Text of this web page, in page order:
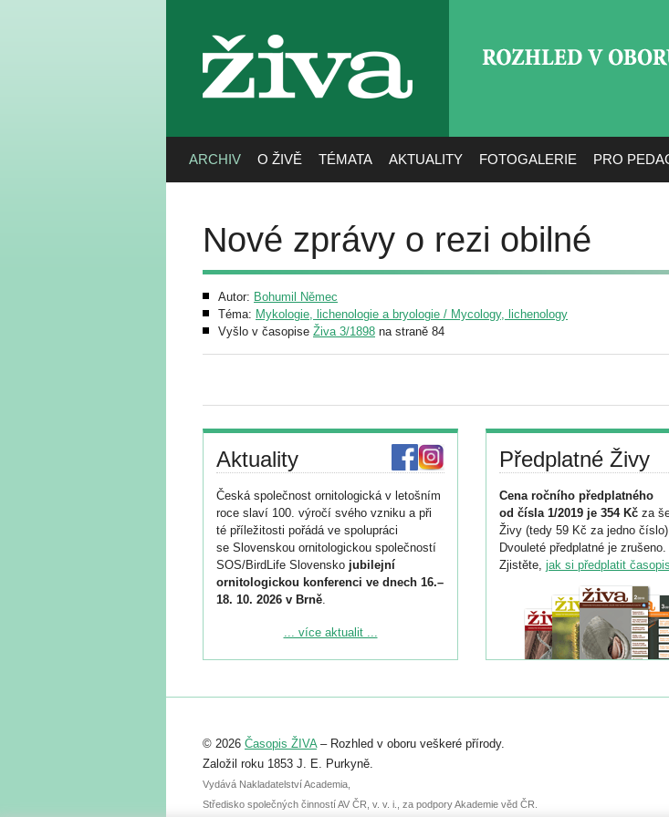
živa
ARCHIV O ŽIVĚ TÉMATA AKTUALITY FOTOGALERIE PRO
Nové zprávy o rezi obilné
Autor: Bohumil Němec
Téma: Mykologie, lichenologie a bryologie / Mycology, lichenology
Vyšlo v časopise Živa 3/1898 na straně 84
Aktuality
Česká společnost ornitologická v letošním
roce slaví 100. výročí svého vzniku a při
té příležitosti pořádá ve spolupráci
se Slovenskou ornitologickou společností
SOS/BirdLife Slovensko jubilejní
ornitologickou konferenci ve dnech 16.–
18. 10. 2026 v Brně.
Podrobnější informace ke konferenci
Registrovat se můžete do 6. září.
abstraktu přihlášené přednášky nebo
posteru je už 30. června.
... více aktualit ...
Předplatné Živy
Cena ročního předplatného
od čísla 1/2019 je 354 Kč za
Živy (tedy 59 Kč za jedno
Dvouleté předplatné je zrušeno.
Zjistěte, jak si předplatit
© 2026 Časopis ŽIVA– Rozhled v oboru veškeré přírody.
Založil roku 1853 J. E. Purkyně.
Vydává Nakladatelství Academia,
Středisko společných činností AV ČR, v. v. i., za podpory Akademie věd ČR.